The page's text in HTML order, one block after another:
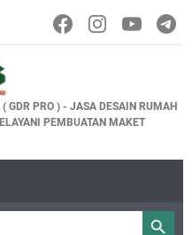
GDR PRO ) - JASA DESAIN RUMAH
PEMBUATAN MAKET